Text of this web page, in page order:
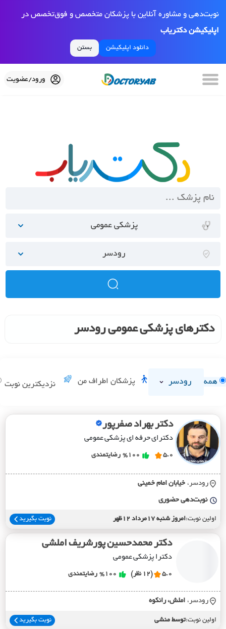
نوبت‌دهی و مشاوره آنلاین با پزشکان متخصص و فوق‌تخصص در
اپلیکیشن دکتریاب
دانلود اپلیکیشن بستن
ورود/عضویت
پزشکی عمومی
رودسر
دکترهای پزشکی عمومی رودسر
همه رودسر پزشکان اطراف من نزدیکترین نوبت
دکتر بهراد صفرپور
دکترای حرفه ای پزشکی عمومی
5.0
%100 رضایتمندی
رودسر، خيابان امام خميني
نوبت‌دهی حضوری
اولین نوبت:امروز شنبه 17مرداد 12ظهر نوبت بگیرید
دکتر محمدحسین پورشریف املشی
دکترا پزشکی عمومی
5.0 (12 نظر) %100 رضایتمندی
رودسر، املش، رانکوه
اولین نوبت:توسط منشی نوبت بگیرید